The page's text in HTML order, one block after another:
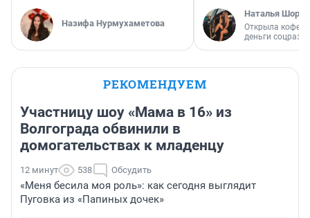
Назифа Нурмухаметова
Наталья
Открыла
деньги
РЕКОМЕНДУЕМ
Участницу шоу «Мама в 16» из
Волгограда обвинили в
домогательствах к младенцу
12 минут 538 Обсудить
«Меня бесила моя роль»: как сегодня выглядит
Пуговка из «Папиных дочек»